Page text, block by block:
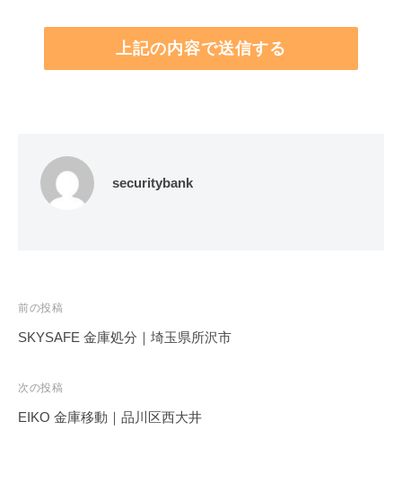
securitybank
投
稿
ビ
ゲ
前の投稿
SKYSAFE 金庫処分｜埼玉県所沢市
次の投稿
EIKO 金庫移動｜品川区西大井